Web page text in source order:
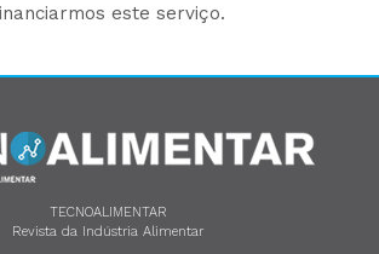
este serviço.
TECNOALIMENTAR
Revista da Indústria Alimentar